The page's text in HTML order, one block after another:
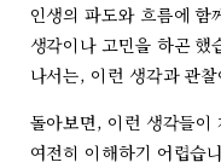
인생의 파도와 흐름에
생각이나 고민을 하곤
나서는, 이런 생각과 관
돌아보면, 이런 생각들이
여전히 이해하기 어렵습